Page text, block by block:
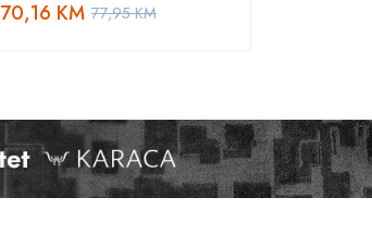
77,95KM
70,16 KM